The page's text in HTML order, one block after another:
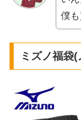
僕
ミズノ福袋